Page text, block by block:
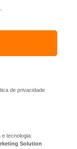
e tecnologia:
Solution
de privacidade